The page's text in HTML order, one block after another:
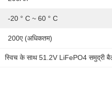
-20 ° C ~ 60 ° C
200ए (अधिकतम)
स्विच के साथ 51.2V LiFePO4 समुद्री